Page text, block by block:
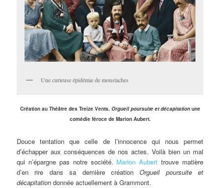
Une curieuse épidémie de moustaches
Création au Théâtre des Treize Vents. Orgueil poursuite et décapitationune
comédie féroce de Marion Aubert.
Douce tentation que celle de l’innocence qui nous permet
d’échapper aux conséquences de nos actes. Voilà bien un mal
qui n’épargne pas notre société. Marion Aubert trouve matière
d’en rire dans sa dernière créationOrgueil poursuite et
décapitation donnée actuellement à Grammont.